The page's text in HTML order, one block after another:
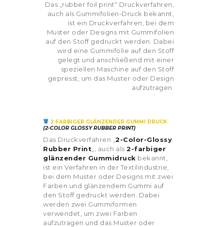
Das „rubber foil print“ Druckverfahren,
auch als Gummifolien-Druck bekannt,
ist ein Druckverfahren, bei dem
Muster oder Designs mit Gummifolien
auf den Stoff gedruckt werden. Dabei
wird eine Gummifolie auf den Stoff
gelegt und anschließend mit einer
speziellen Maschine auf den Stoff
gepresst, um das Muster oder Design
aufzutragen.
2-FARBIGER GLÄNZENDER GUMMI DRUCK
(2-COLOR GLOSSY RUBBER PRINT)
Das Druckverfahren „ 2-Color-Glossy
Rubber Print „, auch als 2-farbiger
glänzender Gummidruck bekannt,
ist ein Verfahren in der Textilindustrie,
bei dem Muster oder Designs mit zwei
Farben und glänzendem Gummi auf
den Stoff gedruckt werden. Dabei
werden zwei Gummiformen
verwendet, um zwei Farben
aufzutragen und das Muster oder